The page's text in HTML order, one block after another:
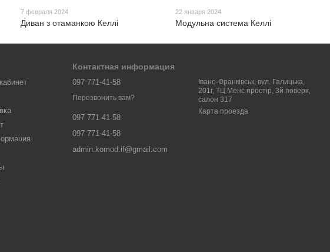
7 февраля 2024
Диван з отаманкою Келлі
22 января 2024
Модульна система Келлі
Контактная информация
097 771-41-58
Перезвонить вам?
097 771-41-58
097 771-41-58
admin.komod.if@gmail.com
Івано-Франківськ, вул. Галицька,
201г, ТЦ Менс простір, 3й поверх,
салон 317
Карта проезда